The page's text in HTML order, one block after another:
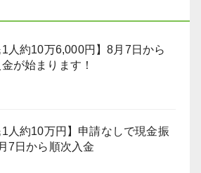
1人約10万6,000円】8月7日から
が始まります！
1人約10万円】申請なしで現金振
7日から順次入金